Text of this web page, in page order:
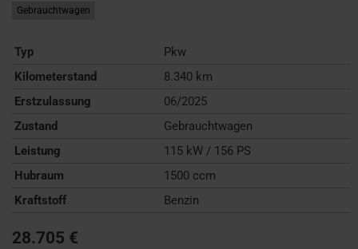
Gebrauchtwagen
Typ
Pkw
Kilometerstand
8.340 km
Erstzulassung
06/2025
Zustand
Gebrauchtwagen
Leistung
115 kW / 156 PS
Hubraum
1500 ccm
Kraftstoff
Benzin
28.705 €